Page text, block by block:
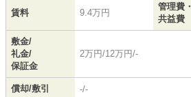
賃料 9.4万円
管理費・
共益費
敷金/
礼金/
保証金
2万円/12万円/-
償却/敷引 -/-